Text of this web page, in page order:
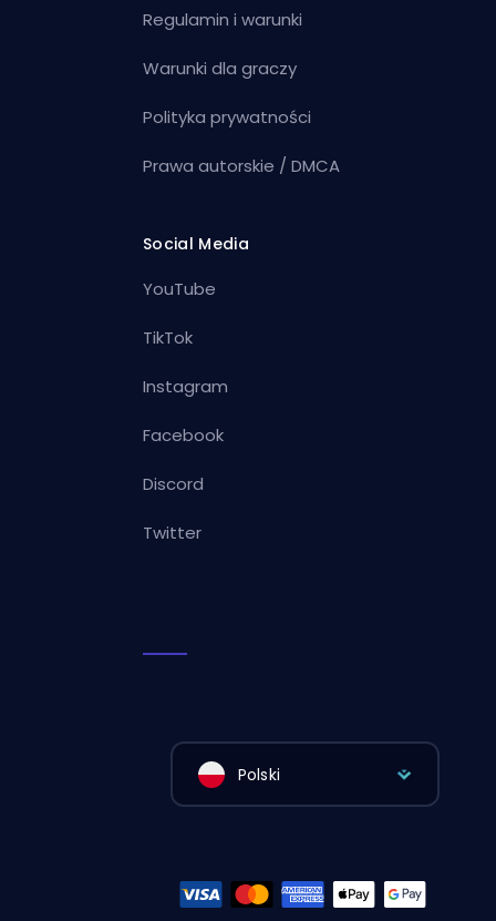
Regulamin i warunki
Warunki dla graczy
Polityka prywatności
Prawa autorskie / DMCA
Social Media
YouTube
TikTok
Instagram
Facebook
Discord
Twitter
Polski